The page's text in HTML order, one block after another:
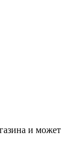
и может